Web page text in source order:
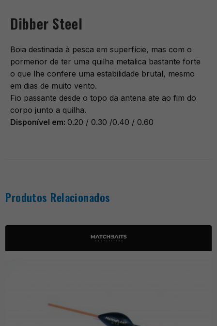
Dibber Steel
Boia destinada à pesca em superfície, mas com o
pormenor de ter uma quilha metalica bastante forte
o que lhe confere uma estabilidade brutal, mesmo
em dias de muito vento.
Fio passante desde o topo da antena ate ao fim do
corpo junto a quilha.
Disponível em:0.20 / 0.30 /0.40 / 0.60
Produtos Relacionados